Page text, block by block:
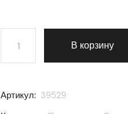
Количество товара Ручка
В корзину
Артикул: 39529